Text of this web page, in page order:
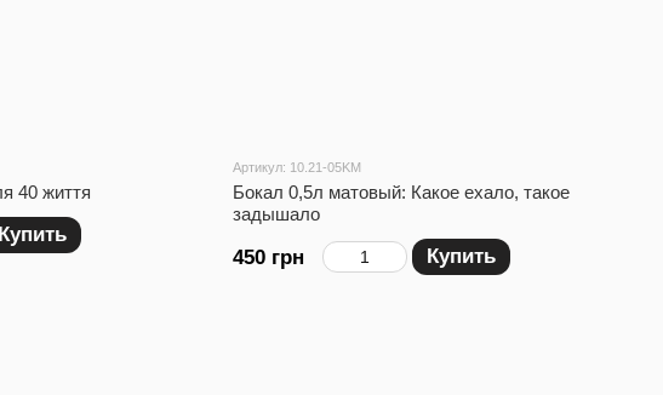
40 життя
Купить
Артикул: 10.21-05KM
Бокал 0,5л матовый: Какое ехало, такое
задышало
450 грн Купить